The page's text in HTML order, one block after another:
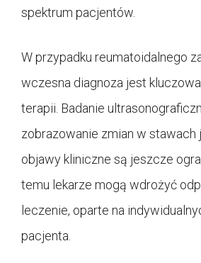
spektrum pacjentów.
W przypadku reumatoidalnego
wczesna diagnoza jest
terapii. Badanie
zobrazowanie zmian w stawach
objawy kliniczne są jeszcze
temu lekarze mogą wdrożyć
leczenie, oparte na
pacjenta.